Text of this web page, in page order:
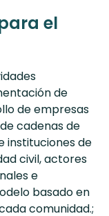
el
de
de empresas
cadenas de
instituciones de
civil, actores
e
basado en
comunidad.;